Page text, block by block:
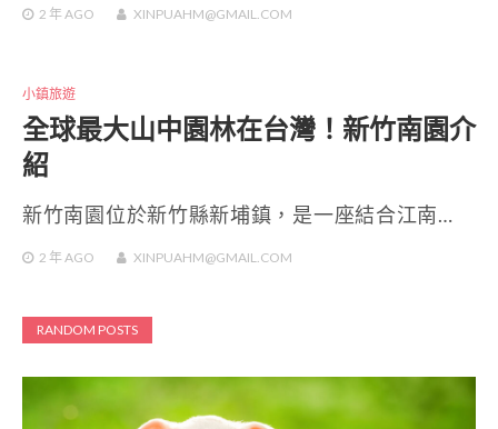
2 年 AGO XINPUAHM@GMAIL.COM
小鎮旅遊
全球最大山中園林在台灣！新竹南園介
紹
新竹南園位於新竹縣新埔鎮，是一座結合江南…
2 年 AGO XINPUAHM@GMAIL.COM
RANDOM POSTS